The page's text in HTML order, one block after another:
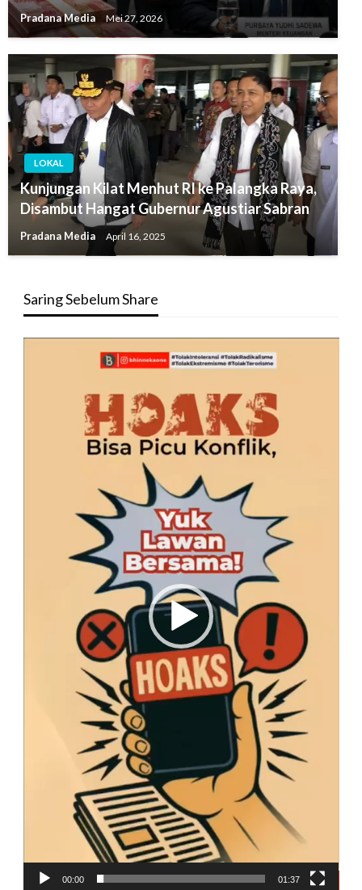
Pradana Media Mei 27, 2026
LOKAL
Kunjungan Kilat Menhut RI ke Palangka Raya,
Disambut Hangat Gubernur Agustiar Sabran
Pradana Media April 16, 2025
Saring Sebelum Share
00:00 01:37